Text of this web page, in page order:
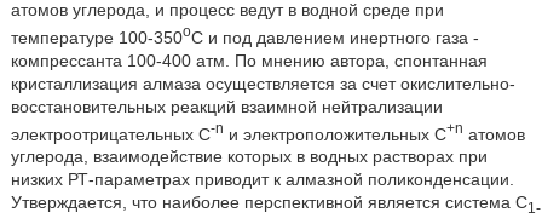
атомов углерода, и процесс ведут в водной среде при
температуре 100-350oС и под давлением инертного газа -
компрессанта 100-400 атм. По мнению автора, спонтанная
кристаллизация алмаза осуществляется за счет окислительно-
восстановительных реакций взаимной нейтрализации
электроотрицательных С-n и электроположительных С+n атомов
углерода, взаимодействие которых в водных растворах при
низких РТ-параметрах приводит к алмазной поликонденсации.
Утверждается, что наиболее перспективной является система С1-